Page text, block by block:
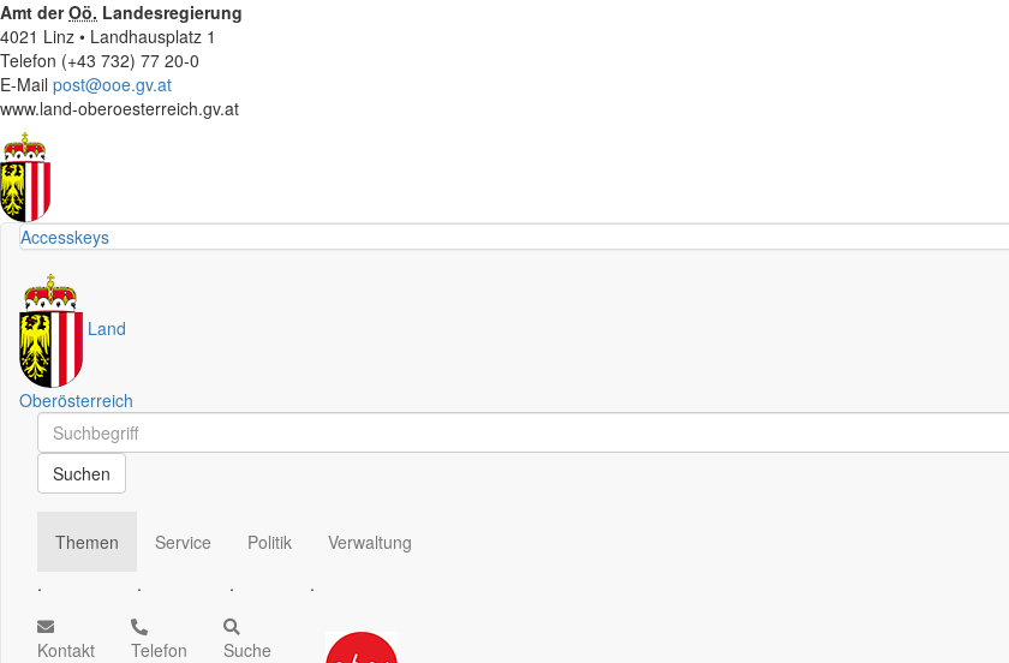
Amt derOö. Landesregierung
4021 Linz • Landhausplatz 1
Telefon (+43 732) 77 20-0
E-Mail post@ooe.gv.at
www.land-oberoesterreich.gv.at
Accesskeys
Land
Oberösterreich
Schnellsuche
Schnellsuche
Suchen
Themen
.
Service
.
Politik
.
Verwaltung
.
Kontakt
Telefon
Suche